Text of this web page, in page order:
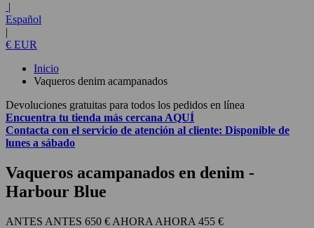
|
Español
|
€ EUR
Inicio
Vaqueros denim acampanados
Devoluciones gratuitas para todos los pedidos en línea
Encuentra tu tienda más cercana AQUÍ
Contacta con el servicio de atención al cliente: Disponible de
lunes a sábado
Vaqueros acampanados en denim -
Harbour Blue
650 € 455 €